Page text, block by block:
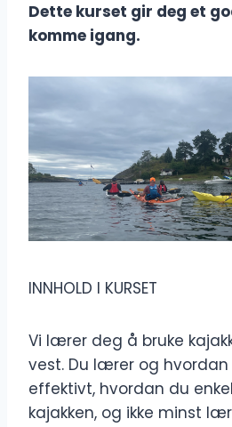
Dette kurset gir deg et
komme igang.
INNHOLD I KURSET
Vi lærer deg å bruke
vest. Du lærer og
effektivt, hvordan du
kajakken, og ikke minst